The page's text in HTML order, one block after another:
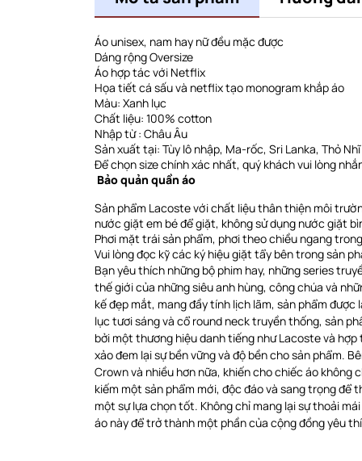
Áo unisex, nam hay nữ đều mặc được
Dáng rộng Oversize
Áo hợp tác với Netflix
Họa tiết cá sấu và netflix tạo monogram khắp áo
Màu: Xanh lục
Chất liệu: 100% cotton
Nhập từ : Châu Âu
Sản xuất tại: Tùy lô nhập, Ma-rốc, Sri Lanka, Thỏ Nhĩ
Để chọn size chính xác nhất, quý khách vui lòng
Bảo quản quần áo
Sản phẩm Lacoste với chất liệu thân thiện môi
nước giặt em bé để giặt, không sử dụng nước giặt
Phơi mặt trái sản phẩm, phơi theo chiều ngang
Vui lòng đọc kỹ các ký hiệu giặt tẩy bên trong sản
Bạn yêu thích những bộ phim hay, những series
thế giới của những siêu anh hùng, công chúa và
kế đẹp mắt, mang đầy tính lịch lãm, sản phẩm
lục tươi sáng và cổ round neck truyền thống, sản
bởi một thương hiệu danh tiếng như Lacoste và
xảo đem lại sự bền vững và độ bền cho sản phẩm.
Crown và nhiều hơn nữa, khiến cho chiếc áo không
kiếm một sản phẩm mới, độc đáo và sang trọng để
một sự lựa chọn tốt. Không chỉ mang lại sự thoải
áo này để trở thành một phần của cộng đồng yêu